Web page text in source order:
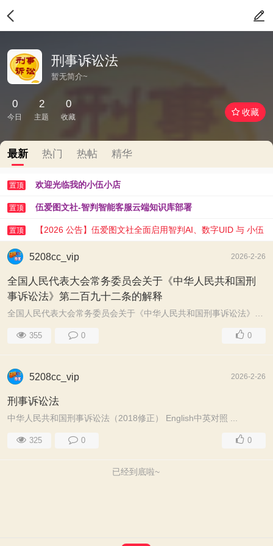
刑事诉讼法
暂无简介~
0
今日
2
主题
0
收藏 收藏
最新 热门 热帖 精华
置顶 欢迎光临我的小伍小店
置顶 伍爱图文社-智判智能客服云端知识库部署
置顶 【2026 公告】伍爱图文社全面启用智判AI、数字UID 与 小伍
AI 助手5208cc_vip 2026-2-26
全国人民代表大会常务委员会关于《中华人民共和国刑
事诉讼法》第二百九十二条的解释
355 0 0
5208cc_vip 2026-2-26
刑事诉讼法
中华人民共和国刑事诉讼法（2018修正） English中英对照 ...
325 0 0
已经到底啦~